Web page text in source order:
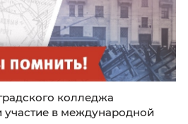
и память: мы -
"Диктант Победы"🖊